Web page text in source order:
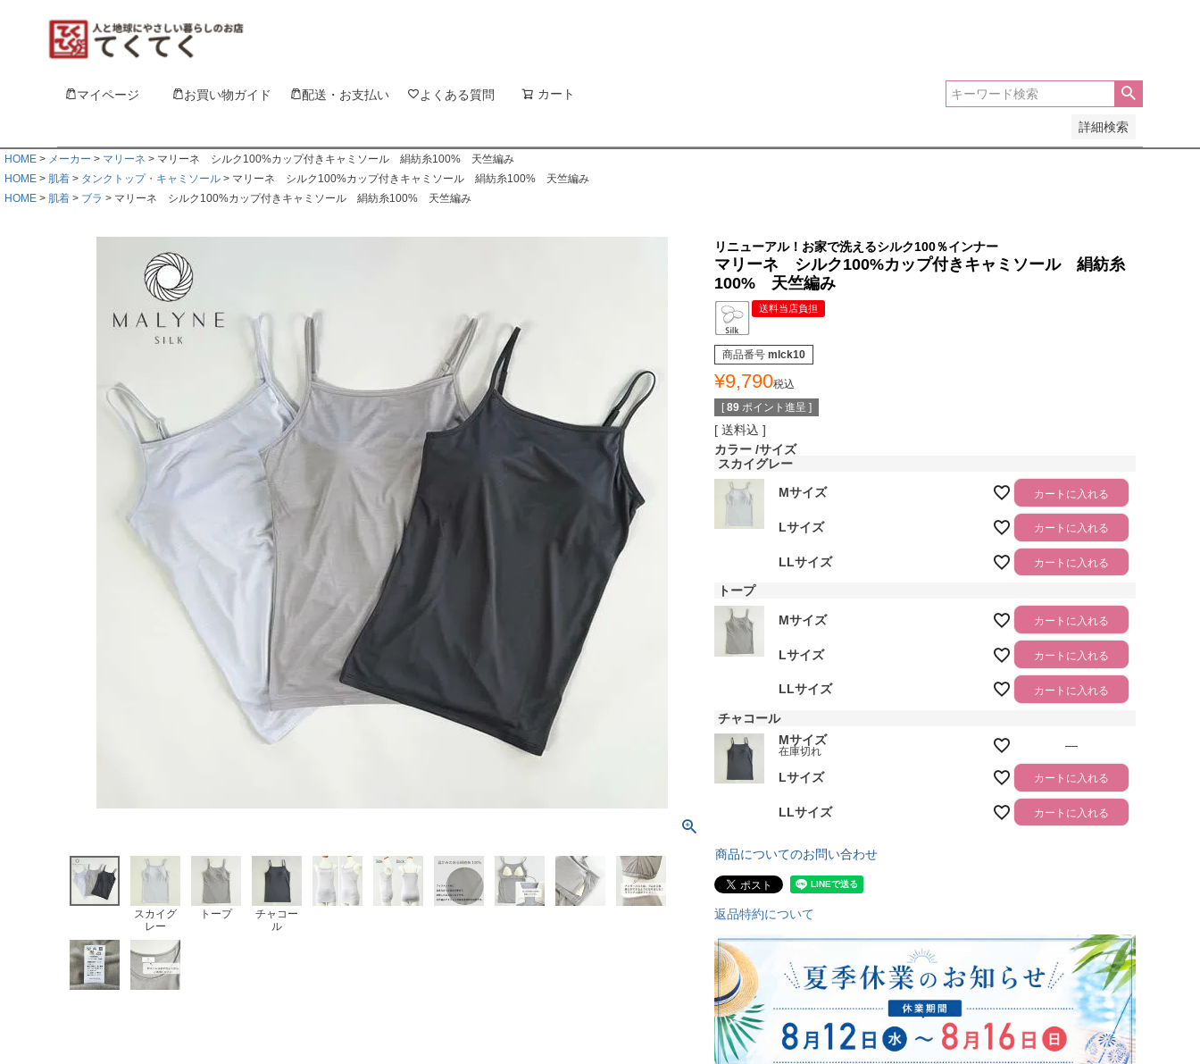
マイページ お買い物ガイド 配送・お支払い よくある質問 カート
詳細検索
HOME メーカー マリーネ
マリーネ シルク100%カップ付きキャミソール 絹紡糸100% 天竺編み
HOME
肌着 タンクトップ・キャミソール
マリーネ シルク100%カップ付きキャミソール 絹紡糸100% 天竺編み
HOME
肌着 ブラ マリーネ シルク100%カップ付きキャミソール 絹紡糸100% 天竺編み
スカイグ
レー
トープ
チャコー
ル
リニューアル！お家で洗えるシルク100％インナー
マリーネ シルク100%カップ付きキャミソール 絹紡糸
100% 天竺編み
送料当店負担
商品番号 mlck10
¥9,790税込
[ 89 ポイント進呈 ]
送料込
カラー サイズ
スカイグレー
Mサイズ カートに入れる
Lサイズ カートに入れる
LLサイズ カートに入れる
トープ
Mサイズ カートに入れる
Lサイズ カートに入れる
LLサイズ カートに入れる
チャコール
Mサイズ
在庫切れ —
Lサイズ カートに入れる
LLサイズ カートに入れる
商品についてのお問い合わせ
返品特約について